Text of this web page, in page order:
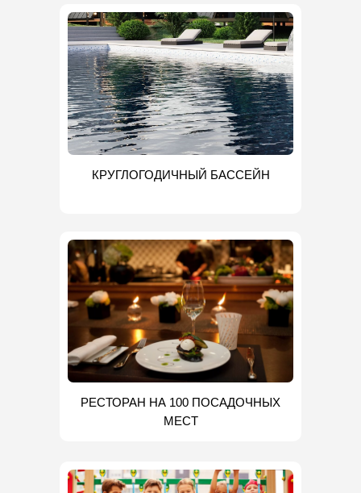
КРУГЛОГОДИЧНЫЙ БАССЕЙН
РЕСТОРАН НА 100 ПОСАДОЧНЫХ
МЕСТ